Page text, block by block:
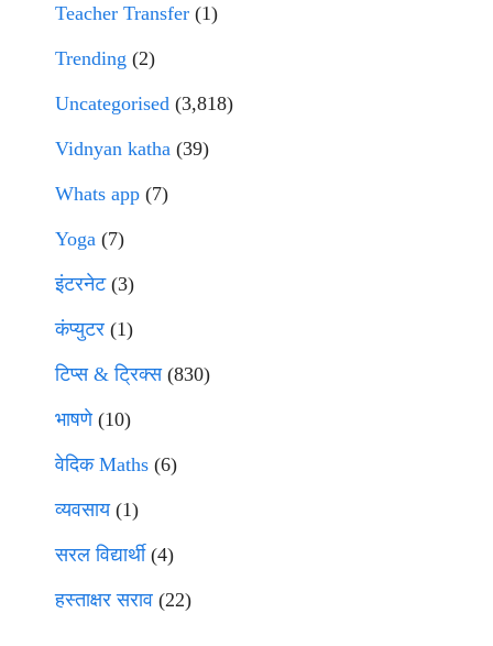
Teacher Transfer (1)
Trending (2)
Uncategorised (3,818)
Vidnyan katha (39)
Whats app (7)
Yoga (7)
इंटरनेट(3)
कंप्युटर (1)
टिप्स & ट्रिक्स(830)
भाषणे(10)
वेदिक Maths (6)
व्यवसाय(1)
सरल विद्यार्थी(4)
हस्ताक्षर सराव (22)